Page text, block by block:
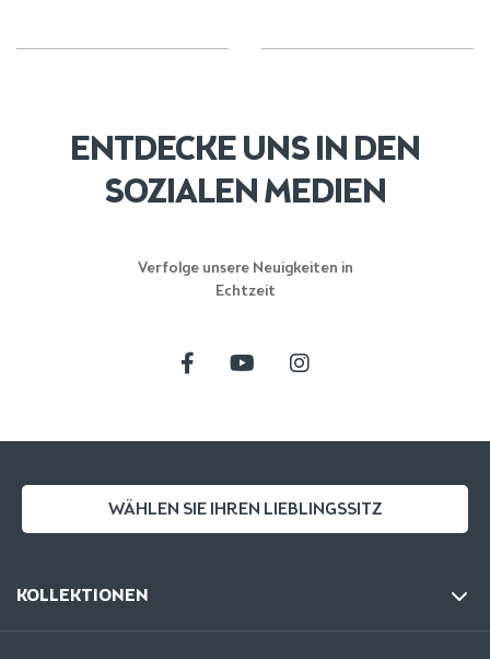
ENTDECKE UNS IN DEN
SOZIALEN MEDIEN
Verfolge unsere Neuigkeiten in
Echtzeit
WÄHLEN SIE IHREN LIEBLINGSSITZ
KOLLEKTIONEN